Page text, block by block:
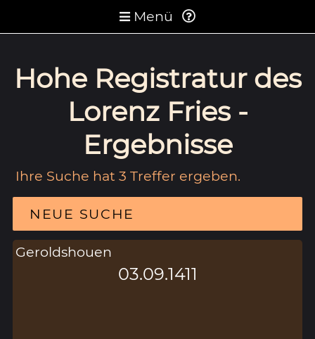
Menü
Hohe Registratur des
Lorenz Fries -
Ergebnisse
Ihre Suche hat 3 Treffer ergeben.
NEUE SUCHE
Geroldshouen
03.09.1411